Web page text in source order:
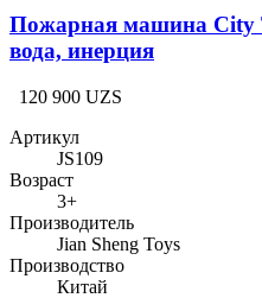
Пожарная машина City
вода, инерция
120 900 UZS
Артикул
JS109
Возраст
3+
Производитель
Jian Sheng Toys
Производство
Китай